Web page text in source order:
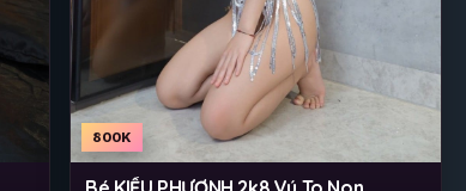
800K